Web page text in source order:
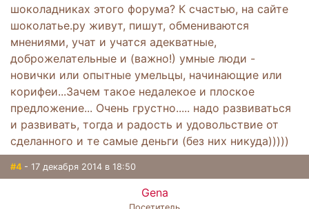
шоколадниках этого форума? К счастью, на сайте
шоколатье.ру живут, пишут, обмениваются
мнениями, учат и учатся адекватные,
доброжелательные и (важно!) умные люди -
новички или опытные умельцы, начинающие или
корифеи...Зачем такое недалекое и плоское
предложение... Очень грустно..... надо развиваться
и развивать, тогда и радость и удовольствие от
сделанного и те самые деньги (без них никуда)))))
#4 - 17 декабря 2014 в 18:50
Gena